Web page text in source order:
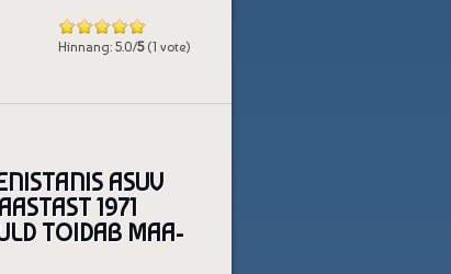
Hinnang: 5.0/5(1 vote)
ASUV
1971
TOIDAB MAA-